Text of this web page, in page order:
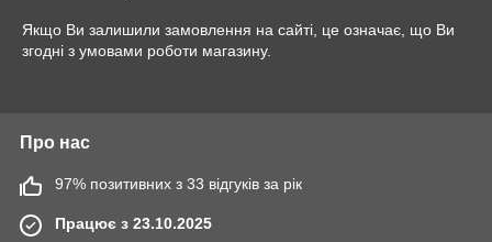
Якщо Ви залишили замовлення на сайті, це означає, що Ви
згодні з умовами роботи магазину.
Про нас
97% позитивних з 33 відгуків за рік
Працює з 23.10.2025